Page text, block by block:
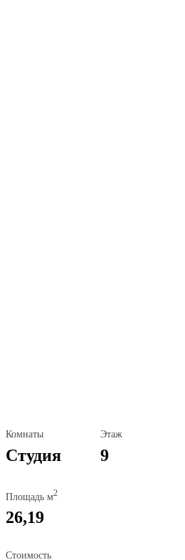
Комнаты
Студия
Этаж
9
Площадь м2
26,19
Стоимость